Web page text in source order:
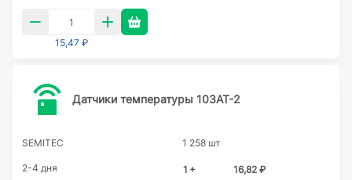
15,47 ₽
Датчики температуры 103AT-2
SEMITEC 1 258 шт
2-4 дня 1 + 16,82 ₽